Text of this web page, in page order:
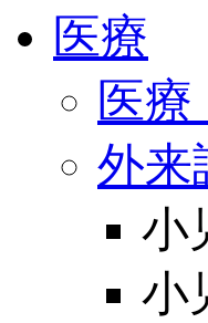
医療
医
外来
小
小